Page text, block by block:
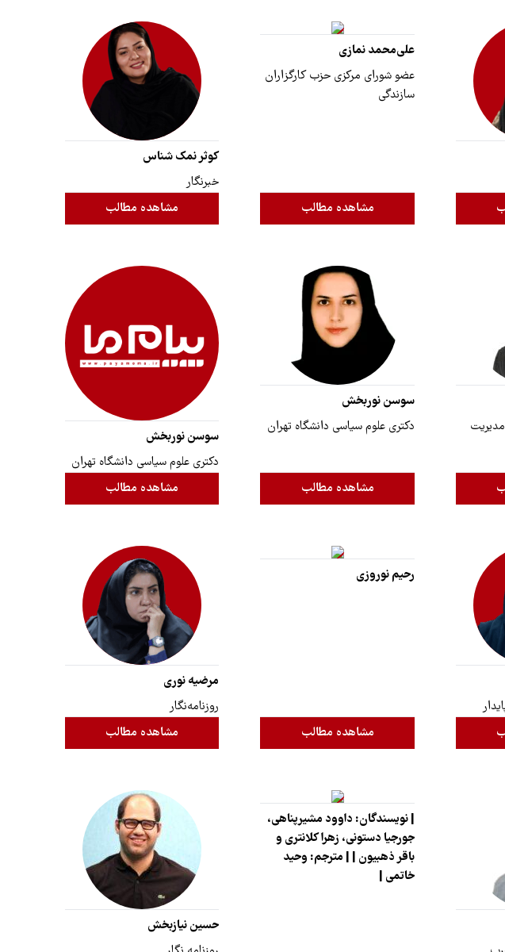
علی‌محمد نمازی
عضو شورای مرکزی حزب کارگزاران
سازندگی
مشاهده مطالب
کوثر نمک شناس
خبرنگار
مشاهده مطالب
سوسن نوربخش
دکتری علوم سیاسی دانشگاه تهران
مشاهده مطالب
سوسن نوربخش
دکتری علوم سیاسی دانشگاه تهران
مشاهده مطالب
رحیم نوروزی
مشاهده مطالب
مرضیه نوری
روزنامه‌نگار
مشاهده مطالب
| نویسندگان: داوود مشیرپناهی،
جورجیا دستونی، زهرا کلانتری و
باقر ذهبیون | | مترجم: وحید
خاتمی |
حسین نیازبخش